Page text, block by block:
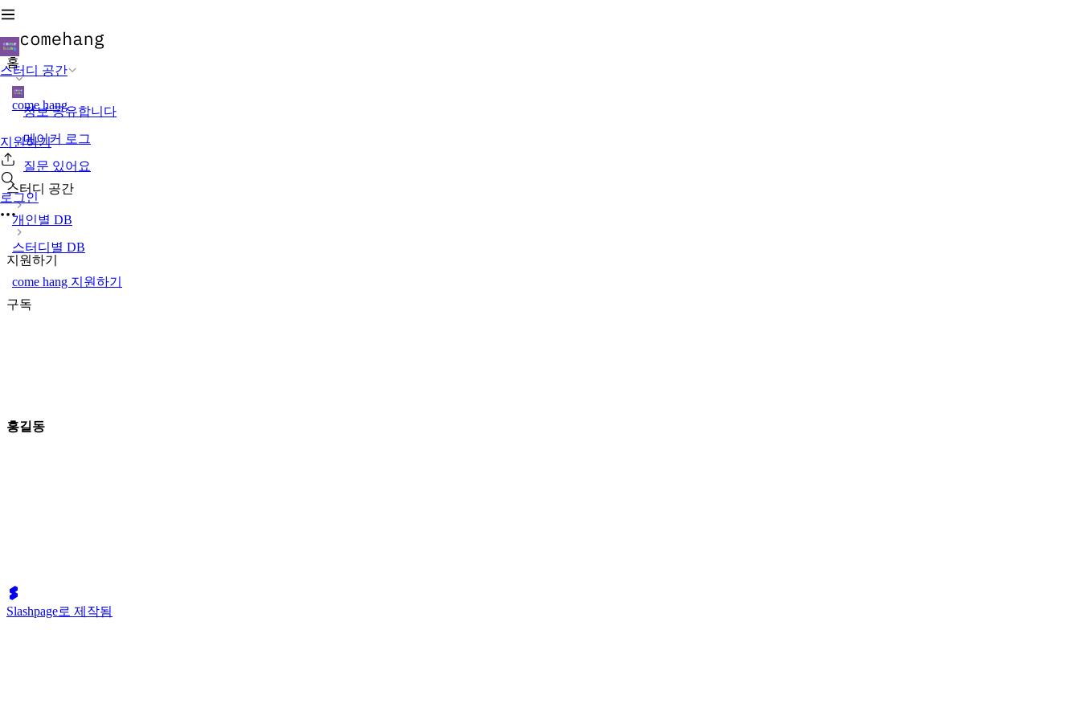
스터디 공간
지원하기
로그인
홈
come hang
정보 공유합니다
메이커 로그
질문 있어요
스터디 공간
개인별 DB
스터디별 DB
지원하기
come hang 지원하기
구독
홍길동
Slashpage로 제작됨